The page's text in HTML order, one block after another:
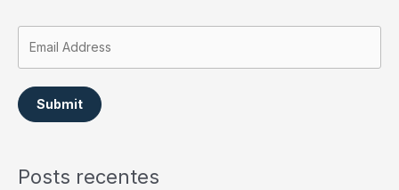
Submit
Posts recentes